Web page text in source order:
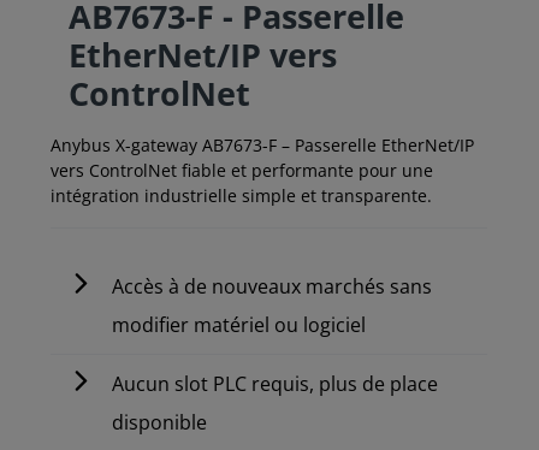
AB7673-F - Passerelle
EtherNet/IP vers
ControlNet
Anybus X-gateway AB7673-F – Passerelle EtherNet/IP
vers ControlNet fiable et performante pour une
intégration industrielle simple et transparente.
Accès à de nouveaux marchés sans
modifier matériel ou logiciel
Aucun slot PLC requis, plus de place
disponible